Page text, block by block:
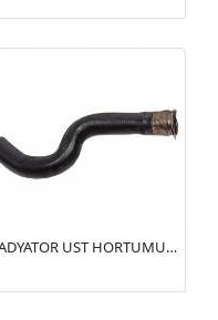
RADYATOR UST HORTUMU (R15151) 406 2.0 16V(1343.AA)